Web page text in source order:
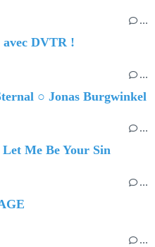
…
DVTR !
…
○ Jonas Burgwinkel
…
Me Be Your Sin
…
…